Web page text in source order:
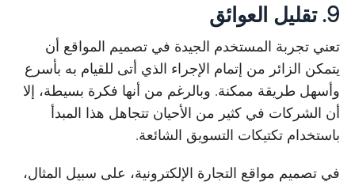
9. تقليل العوائق
تعني تجربة المستخدم الجيدة في تصميم المواقع أن
يتمكن الزائر من إتمام الإجراء الذي أتى للقيام به بأسرع
وأسهل طريقة ممكنة. وبالرغم من أنها فكرة بسيطة، إلا
أن الشركات في كثير من الأحيان تتجاهل هذا المبدأ
باستخدام تكتيكات التسويق الشائعة.
في تصميم مواقع التجارة الإلكترونية، على سبيل المثال،